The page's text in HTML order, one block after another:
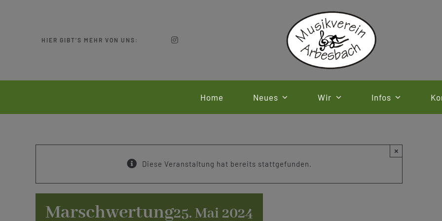
HIER GIBT’S MEHR VON UNS:
Home Neues Wir Infos
Diese Veranstaltung hat bereits stattgefunden.
×
Marschwertung25. Mai 2024